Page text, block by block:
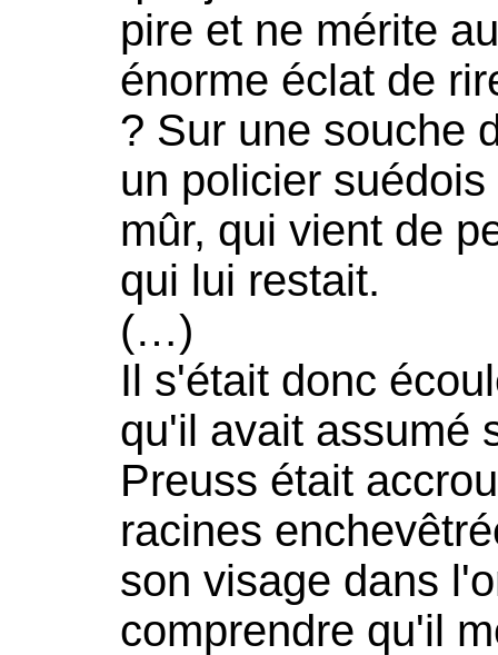
pire et ne mérite
énorme éclat de
? Sur une souche
un policier
mûr, qui vient de
qui lui restait.
(…)
Il s'était donc
qu'il avait assumé
Preuss était
racines
son visage dans
comprendre qu'il